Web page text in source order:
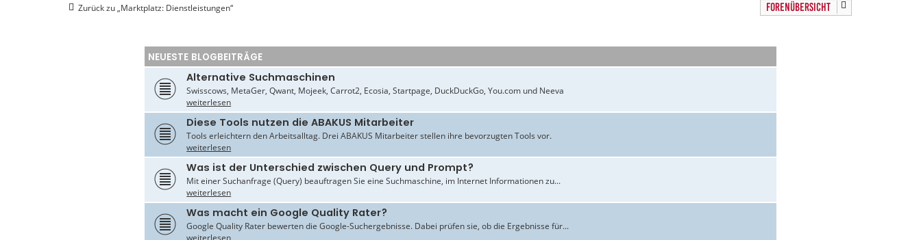
Zurück zu „Marktplatz: Dienstleistungen“ FORENÜBERSICHT
NEUESTE BLOGBEITRÄGE
Alternative Suchmaschinen
Swisscows, MetaGer, Qwant, Mojeek, Carrot2, Ecosia, Startpage, DuckDuckGo, You.com und Neeva
weiterlesen
Diese Tools nutzen die ABAKUS Mitarbeiter
Tools erleichtern den Arbeitsalltag. Drei ABAKUS Mitarbeiter stellen ihre bevorzugten Tools vor.
weiterlesen
Was ist der Unterschied zwischen Query und Prompt?
Mit einer Suchanfrage (Query) beauftragen Sie eine Suchmaschine, im Internet Informationen zu...
weiterlesen
Was macht ein Google Quality Rater?
Google Quality Rater bewerten die Google-Suchergebnisse. Dabei prüfen sie, ob die Ergebnisse für...